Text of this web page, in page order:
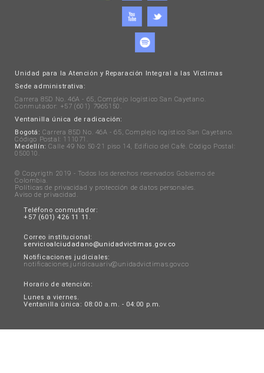
Unidad para la Atención y Reparación Integral a las Víctimas
Sede administrativa:
Carrera 85D No. 46A - 65, Complejo logístico San Cayetano.
Conmutador: +57 (601) 7965150.
Ventanilla única de radicación:
Bogotá: Carrera 85D No. 46A - 65, Complejo logístico San Cayetano.
Código Postal: 111071.
Medellín: Calle 49 No 50-21 piso 14, Edificio del Café. Código Postal:
050010.
© Copyrigth 2019 - Todos los derechos reservados Gobierno de
Colombia.
Políticas de privacidad y protección de datos personales.
Aviso de privacidad .
Teléfono conmutador:
+57 (601) 426 11 11.
Correo institucional:
servicioalciudadano@unidadvictimas.gov.co
Notificaciones judiciales:
notificaciones.juridicauariv@unidadvictimas.gov.co
Horario de atención:
Lunes a viernes.
Ventanilla única: 08:00 a.m. - 04:00 p.m.